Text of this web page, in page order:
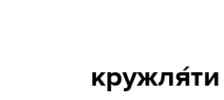
кружля́ти